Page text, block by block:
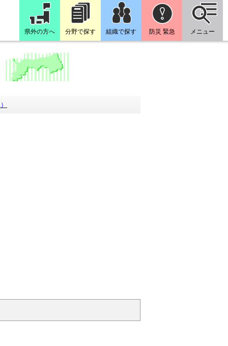
県外の方へ 分野で探す 組織で探す 防災 緊急 メニュー